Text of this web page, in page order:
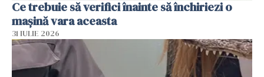
Ce trebuie să verifici înainte să închiriezi o
mașină vara aceasta
31 IULIE 2026